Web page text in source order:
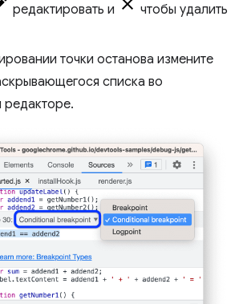
редактировать и
чтобы удалить
точки останова измените
списка во
редакторе.